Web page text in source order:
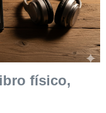
físico,